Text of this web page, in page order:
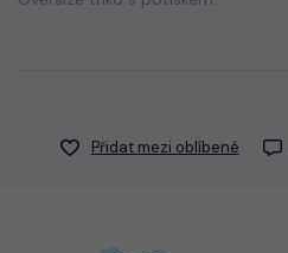
Přidat mezi oblíbené